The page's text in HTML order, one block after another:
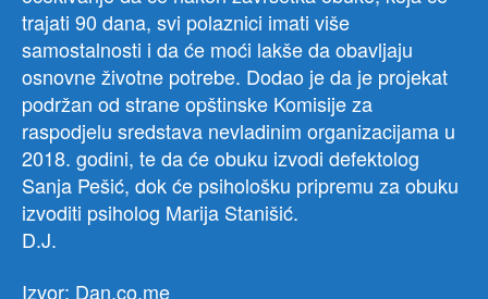
trajati 90 dana, svi polaznici imati više
samostalnosti i da će moći lakše da obavljaju
osnovne životne potrebe. Dodao je da je projekat
podržan od strane opštinske Komisije za
raspodjelu sredstava nevladinim organizacijama u
2018. godini, te da će obuku izvodi defektolog
Sanja Pešić, dok će psihološku pripremu za obuku
izvoditi psiholog Marija Stanišić.
D.J.
Izvor: Dan.co.me